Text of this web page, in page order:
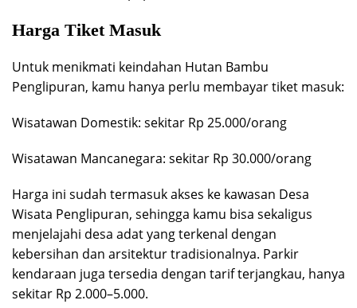
Harga Tiket Masuk
Untuk menikmati keindahan Hutan Bambu
Penglipuran, kamu hanya perlu membayar tiket masuk:
Wisatawan Domestik: sekitar Rp 25.000/orang
Wisatawan Mancanegara: sekitar Rp 30.000/orang
Harga ini sudah termasuk akses ke kawasan Desa
Wisata Penglipuran, sehingga kamu bisa sekaligus
menjelajahi desa adat yang terkenal dengan
kebersihan dan arsitektur tradisionalnya. Parkir
kendaraan juga tersedia dengan tarif terjangkau, hanya
sekitar Rp 2.000–5.000.